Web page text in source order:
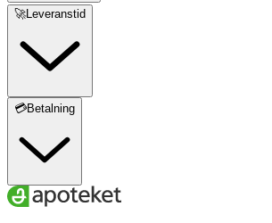
🚀Leveranstid
💳Betalning